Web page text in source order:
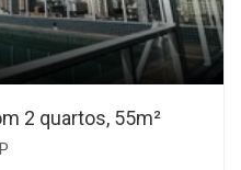
2 quartos, 55m²